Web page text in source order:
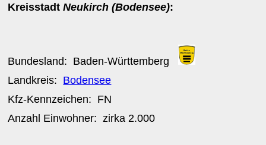
KreisstadtNeukirch (Bodensee):
Bundesland: Baden-Württemberg
Landkreis: Bodensee
Kfz-Kennzeichen: FN
Anzahl Einwohner: zirka 2.000